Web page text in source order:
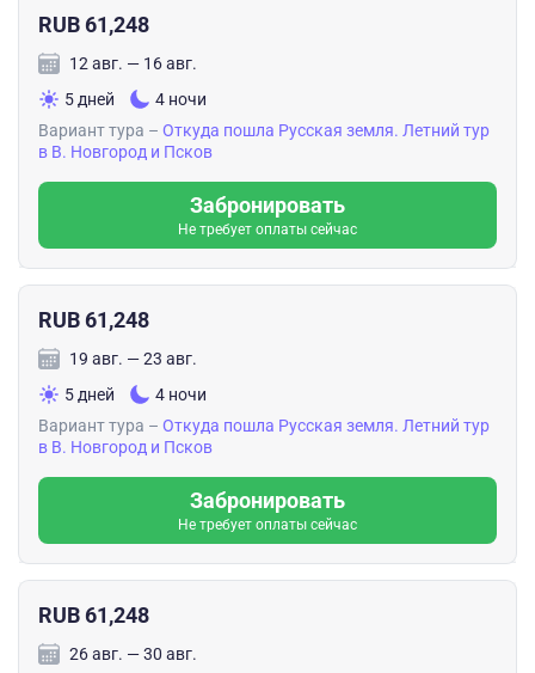
В период тура появилась идея, и мы ее осуществили и
вдохновились Новгородом и закатом — идея 💡:
Городской квест: Найди послания Новгородского
мецената ❣️
Говорят, если пройти по маршруту предпринимателя
Николая Сумарокова и разгадать все загадки, вам
откроется настоящая душа Великого Новгорода. Это
не просто скульптуры — это остановки во времени.
информации, городских примет и удовольствия, и
пернатые птицы (чайки и утки) развеселили). ИИ
предоставил невероятную информацию.
Спасибо Дмитрию (водителю) за мастерство,
спокойствие и за комфорт в особой машине —
«Фольксваген» китайский (открытие)🤝👍
Желаю Вам процветания и, пожалуйста, не уходите в
по красивейшим и интересным местам (сейчас
возможностей поиска информации огромнейший, и ИИ
RUB 61,248
12 авг. — 16 авг.
5 дней
4 ночи
Вариант тура – Откуда пошла Русская земля. Летний тур
в В. Новгород и Псков
Забронировать
Не требует оплаты сейчас
RUB 61,248
19 авг. — 23 авг.
5 дней
4 ночи
Вариант тура – Откуда пошла Русская земля. Летний тур
в В. Новгород и Псков
Забронировать
Не требует оплаты сейчас
RUB 61,248
26 авг. — 30 авг.